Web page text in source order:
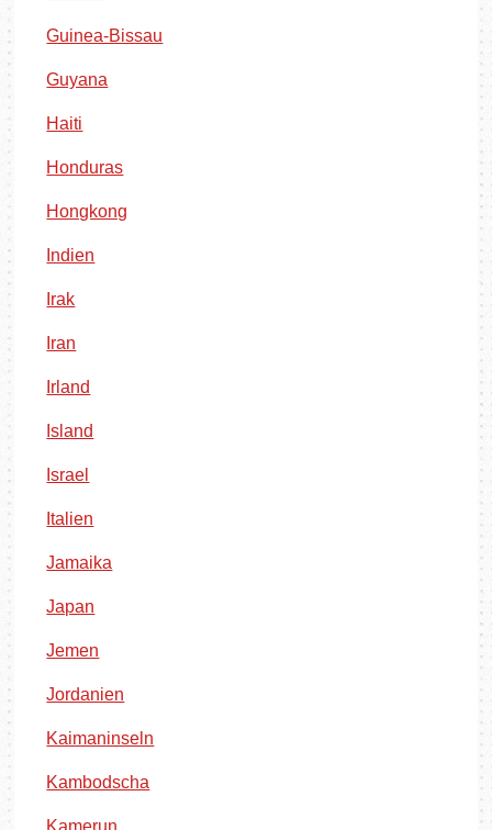
Guinea-Bissau
Guyana
Haiti
Honduras
Hongkong
Indien
Irak
Iran
Irland
Island
Israel
Italien
Jamaika
Japan
Jemen
Jordanien
Kaimaninseln
Kambodscha
Kamerun